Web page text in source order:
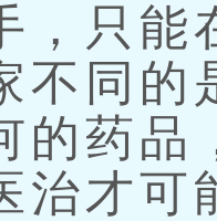
，只能
不同的
的药品
治才可